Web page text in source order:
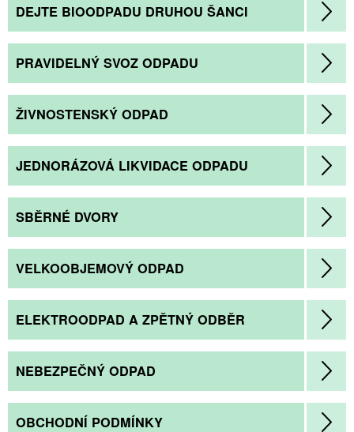
DEJTE BIOODPADU DRUHOU ŠANCI
PRAVIDELNÝ SVOZ ODPADU
ŽIVNOSTENSKÝ ODPAD
JEDNORÁZOVÁ LIKVIDACE ODPADU
SBĚRNÉ DVORY
VELKOOBJEMOVÝ ODPAD
ELEKTROODPAD A ZPĚTNÝ ODBĚR
NEBEZPEČNÝ ODPAD
OBCHODNÍ PODMÍNKY